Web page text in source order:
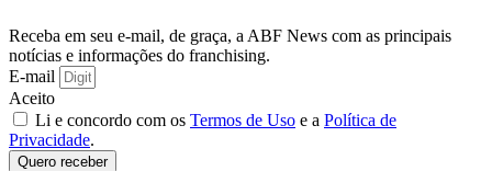
Receba em seu e-mail, de graça, a ABF News com as principais
notícias e informações do franchising.
E-mail
Aceito
Li e concordo com os Termos de Uso e a Política de
Privacidade.
Quero receber